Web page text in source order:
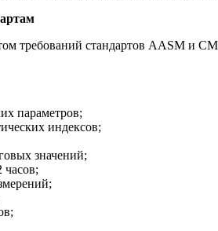
требований стандартов AASM и
параметров;
индексов;
значений;
часов;